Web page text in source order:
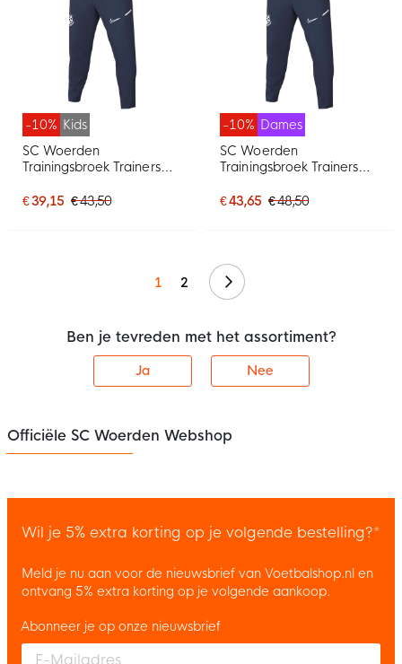
-10% Kids
SC Woerden
Trainingsbroek Trainers
€ 39,15 € 43,50
-10% Dames
SC Woerden
Trainingsbroek Trainers
€ 43,65 € 48,50
1 2 Volgende
Ben je tevreden met het assortiment?
Ja Nee
Officiële SC Woerden Webshop
Wil je 5% extra korting op je volgende bestelling?*
Meld je nu aan voor de nieuwsbrief van Voetbalshop.nl en
ontvang 5% extra korting op je volgende aankoop.
Enter your email and accept the privacy policy to subscribe to
Abonneer je op onze nieuwsbrief